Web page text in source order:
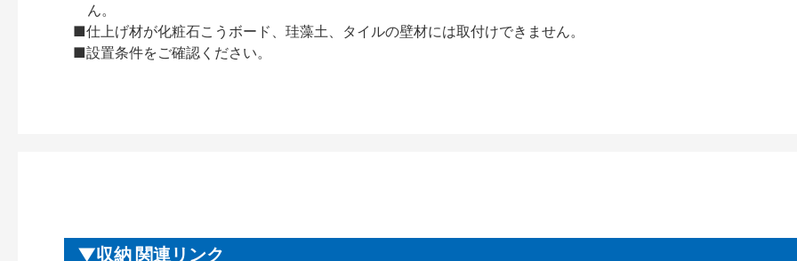
ん。
■仕上げ材が化粧石こうボード、珪藻土、タイルの壁材には取付けできません。
■設置条件をご確認ください。
収納 関連リンク